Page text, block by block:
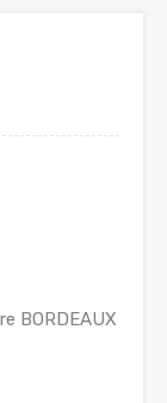
BORDEAUX